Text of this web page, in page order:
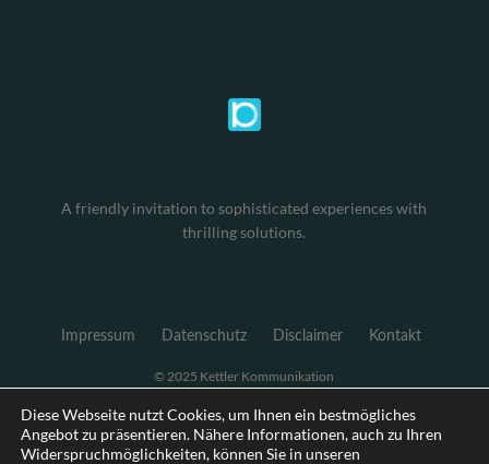
A friendly invitation to sophisticated experiences with
thrilling solutions.
Impressum Datenschutz Disclaimer Kontakt
© 2025 Kettler Kommunikation
Diese Webseite nutzt Cookies, um Ihnen ein bestmögliches
Angebot zu präsentieren. Nähere Informationen, auch zu Ihren
Widerspruchmöglichkeiten, können Sie in unseren